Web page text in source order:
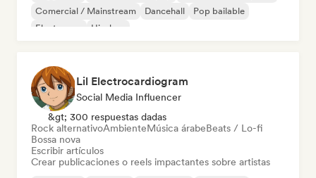
Comercial / Mainstream
Dancehall
Pop bailable
Electropop
Hip-hop
Lil Electrocardiogram
Social Media Influencer
&gt; 300 respuestas dadas
Rock alternativoAmbienteMúsica árabeBeats / Lo-fi
Bossa nova
Escribir artículos
Crear publicaciones o reels impactantes sobre artistas